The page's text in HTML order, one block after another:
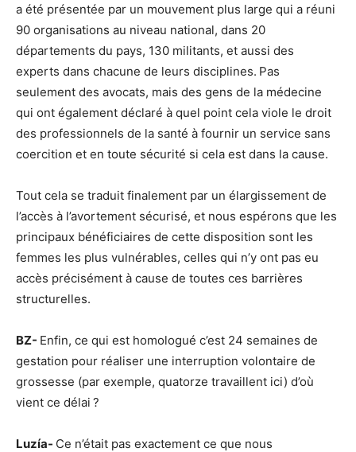
a été présentée par un mouvement plus large qui a réuni
90 organisations au niveau national, dans 20
départements du pays, 130 militants, et aussi des
experts dans chacune de leurs disciplines. Pas
seulement des avocats, mais des gens de la médecine
qui ont également déclaré à quel point cela viole le droit
des professionnels de la santé à fournir un service sans
coercition et en toute sécurité si cela est dans la cause.
Tout cela se traduit finalement par un élargissement de
l’accès à l’avortement sécurisé, et nous espérons que les
principaux bénéficiaires de cette disposition sont les
femmes les plus vulnérables, celles qui n’y ont pas eu
accès précisément à cause de toutes ces barrières
structurelles.
BZ- Enfin, ce qui est homologué c’est 24 semaines de
gestation pour réaliser une interruption volontaire de
grossesse (par exemple, quatorze travaillent ici) d’où
vient ce délai ?
Luzía- Ce n’était pas exactement ce que nous